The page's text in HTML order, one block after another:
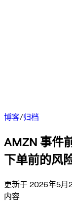
博客/归档
AMZN 事件
下单前的风
更新于 2026年5月
内容